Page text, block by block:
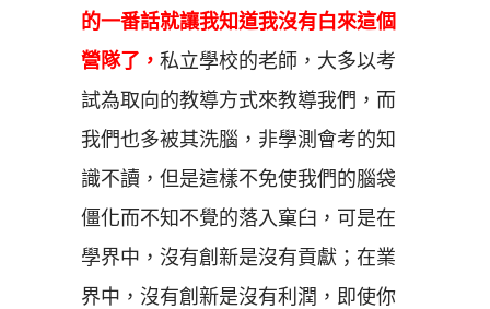
的一番話就讓我知道我沒有白來這個
營隊了， 私立學校的老師，大多以考
試為取向的教導方式來教導我們，而
我們也多被其洗腦，非學測會考的知
識不讀，但是這樣不免使我們的腦袋
僵化而不知不覺的落入窠臼，可是在
學界中，沒有創新是沒有貢獻；在業
界中，沒有創新是沒有利潤，即使你